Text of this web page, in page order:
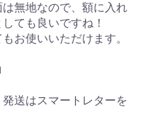
無地なので、額に入れ
ても良いですね！
お使いいただけます。
送はスマートレターを